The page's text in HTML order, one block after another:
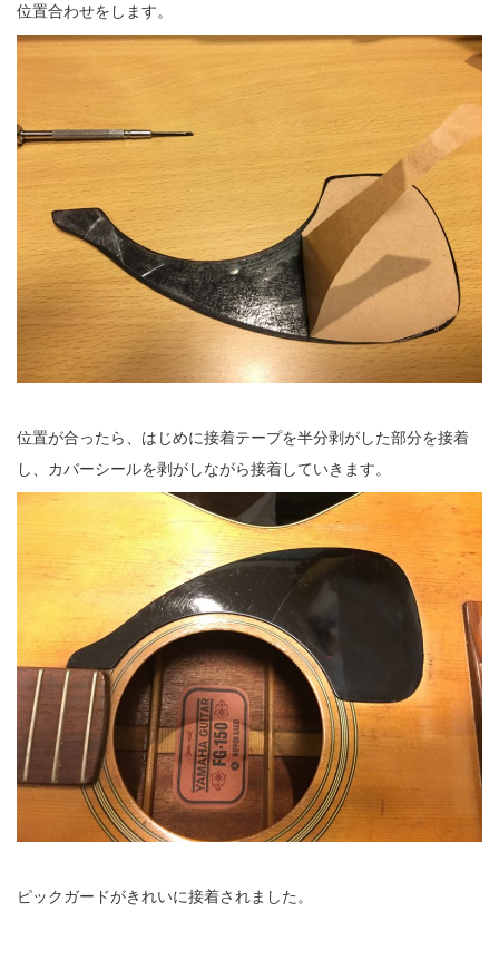
位置合わせをします。
位置が合ったら、はじめに接着テープを半分剥がした部分を接着
し、カバーシールを剥がしながら接着していきます。
ピックガードがきれいに接着されました。